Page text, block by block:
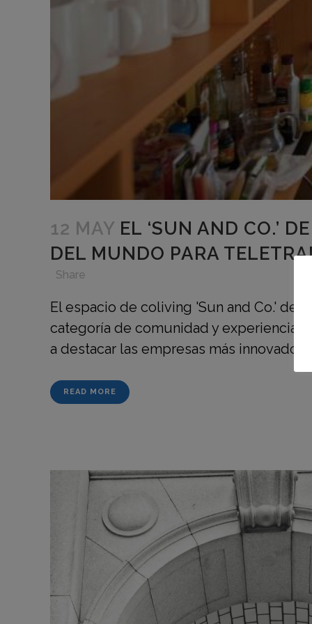
12 MAY EL ‘SUN AND CO.’
DEL MUNDO PARA
Share
El espacio de coliving 'Sun and Co.' de
categoría de comunidad y experiencia
a destacar las empresas más innovadoras
READ MORE